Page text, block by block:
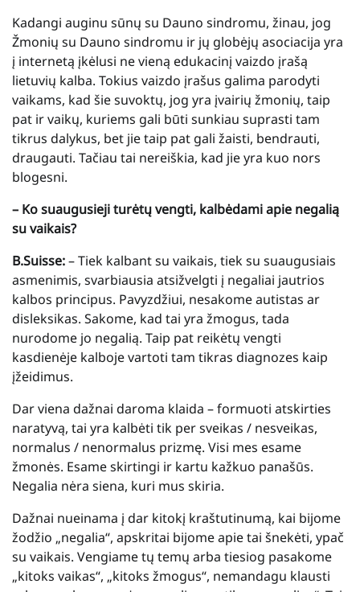
Kadangi auginu sūnų su Dauno sindromu, žinau, jog
Žmonių su Dauno sindromu ir jų globėjų asociacija yra
į internetą įkėlusi ne vieną edukacinį vaizdo įrašą
lietuvių kalba. Tokius vaizdo įrašus galima parodyti
vaikams, kad šie suvoktų, jog yra įvairių žmonių, taip
pat ir vaikų, kuriems gali būti sunkiau suprasti tam
tikrus dalykus, bet jie taip pat gali žaisti, bendrauti,
draugauti. Tačiau tai nereiškia, kad jie yra kuo nors
blogesni.
– Ko suaugusieji turėtų vengti, kalbėdami apie negalią
su vaikais?
B.Suisse:– Tiek kalbant su vaikais, tiek su suaugusiais
asmenimis, svarbiausia atsižvelgti į negaliai jautrios
kalbos principus. Pavyzdžiui, nesakome autistas ar
disleksikas. Sakome, kad tai yra žmogus, tada
nurodome jo negalią. Taip pat reikėtų vengti
kasdienėje kalboje vartoti tam tikras diagnozes kaip
įžeidimus.
Dar viena dažnai daroma klaida – formuoti atskirties
naratyvą, tai yra kalbėti tik per sveikas / nesveikas,
normalus / nenormalus prizmę. Visi mes esame
žmonės. Esame skirtingi ir kartu kažkuo panašūs.
Negalia nėra siena, kuri mus skiria.
Dažnai nueinama į dar kitokį kraštutinumą, kai bijome
žodžio „negalia“, apskritai bijome apie tai šnekėti, ypač
su vaikais. Vengiame tų temų arba tiesiog pasakome
„kitoks vaikas“, „kitoks žmogus“, nemandagu klausti